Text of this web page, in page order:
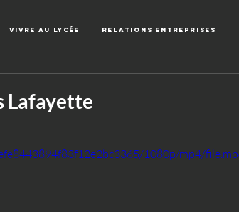
Vivre au lycée Relations entreprises
Lafayette
1080p/mp4/